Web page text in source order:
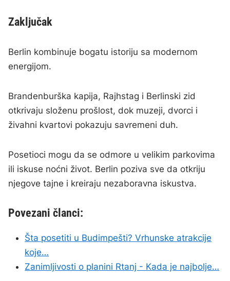
Zaključak
Berlin kombinuje bogatu istoriju sa modernom
energijom.
Brandenburška kapija, Rajhstag i Berlinski zid
otkrivaju složenu prošlost, dok muzeji, dvorci i
živahni kvartovi pokazuju savremeni duh.
Posetioci mogu da se odmore u velikim parkovima
ili iskuse noćni život. Berlin poziva sve da otkriju
njegove tajne i kreiraju nezaboravna iskustva.
Povezani članci:
Šta posetiti u Budimpešti? Vrhunske atrakcije
koje…
Zanimljivosti o planini Rtanj - Kada je najbolje…